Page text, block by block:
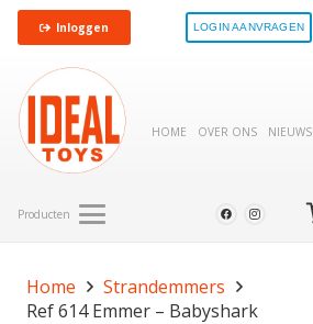
Inloggen LOGIN AANVRAGEN
HOME OVER ONS NIEUWS
Producten
Home
Strandemmers
Ref 614 Emmer – Babyshark